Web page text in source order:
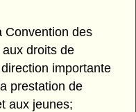
Convention des
droits de
importante
prestation de
aux jeunes;